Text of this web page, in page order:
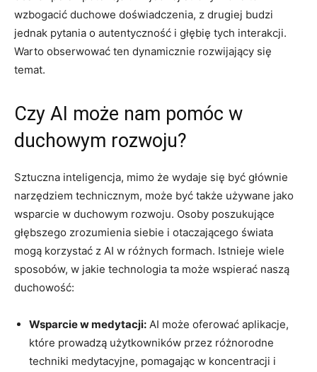
wzbogacić duchowe doświadczenia, z drugiej budzi
jednak pytania o autentyczność i głębię tych interakcji.
Warto obserwować ten dynamicznie rozwijający się
temat.
Czy AI może nam pomóc w
duchowym rozwoju?
Sztuczna inteligencja, mimo że wydaje się być głównie
narzędziem technicznym, może być także używane jako
wsparcie w duchowym rozwoju. Osoby poszukujące
głębszego zrozumienia siebie i otaczającego świata
mogą korzystać z AI w różnych formach. Istnieje wiele
sposobów, w jakie technologia ta może wspierać naszą
duchowość:
Wsparcie w medytacji: AI może oferować aplikacje,
które prowadzą użytkowników przez różnorodne
techniki medytacyjne, pomagając w koncentracji i